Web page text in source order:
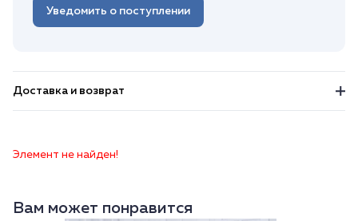
Уведомить о поступлении
Доставка и возврат
Элемент не найден!
Вам может понравится